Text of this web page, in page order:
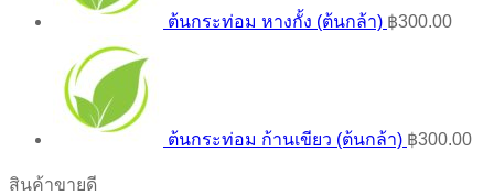
ต้นกระท่อม หางกั้ง (ต้นกล้า) ฿300.00
ต้นกระท่อม ก้านเขียว (ต้นกล้า) ฿300.00
สินค้าขายดี